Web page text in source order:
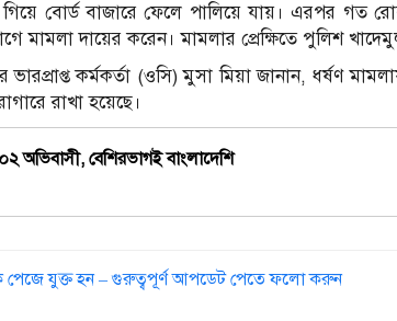
গিয়ে বোর্ড বাজারে ফেলে পালিয়ে যায়। এরপর গত
মামলা দায়ের করেন। মামলার প্রেক্ষিতে পুলিশ
ভারপ্রাপ্ত কর্মকর্তা (ওসি) মুসা মিয়া জানান, ধর্ষণ
রাখা হয়েছে।
অভিবাসী, বেশিরভাগই বাংলাদেশি
যুক্ত হন – গুরুত্বপূর্ণ আপডেট পেতে ফলো করুন